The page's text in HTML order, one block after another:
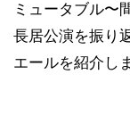
ミュータブル〜
長居公演を振り
エールを紹介し